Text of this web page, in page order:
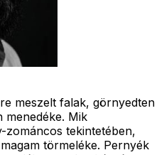
meszelt falak, görnyedten
menedéke. Mik
zománcos tekintetében,
törmeléke. Pernyék